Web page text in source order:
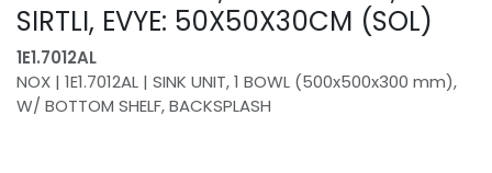
SIRTLI, EVYE: 50X50X30CM (SOL)
1E1.7012AL
NOX | 1E1.7012AL | SINK UNIT, 1 BOWL (500x500x300 mm),
W/ BOTTOM SHELF, BACKSPLASH